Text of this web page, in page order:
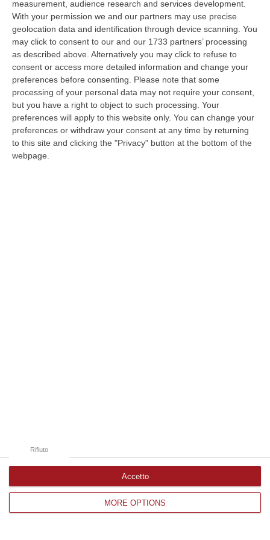
measurement, audience research and services development.
With your permission we and our partners may use precise
geolocation data and identification through device scanning. You
may click to consent to our and our 1733 partners’ processing
as described above. Alternatively you may click to refuse to
consent or access more detailed information and change your
preferences before consenting.
Please note that some
processing of your personal data may not require your consent,
but you have a right to object to such processing. Your
preferences will apply to this website only. You can change your
preferences or withdraw your consent at any time by returning
to this site and clicking the "Privacy" button at the bottom of the
webpage.
MORE OPTIONS
Rifiuto
Accetto
Gioia Tauro, Blitz Ad Alto Impatto Alla Ciambra: 24 Perquisizioni E
275 Persone Identificate – VIDEO
“Maxi servizio congiunto di controllo del territorio nel quartiere Ciambra
di Gioia Tauro, area indicata come ad alta densità criminale. L’o…
08 Agosto, 8:49
Regione Calabria, Buono Pasto A 8 Euro E Welfare Per I Pendolari:
Il CSA-Cisal Promuove Il Nuovo Contratto Integrativo
“Il CSA-Cisal esprime apprezzamento per la sottoscrizione del Contratto
collettivo integrativo 2026 del personale del comparto della Regione…
08 Agosto, 8:38
Corriere delle Calabria è una testata giornalistica di News&Com S.r.l